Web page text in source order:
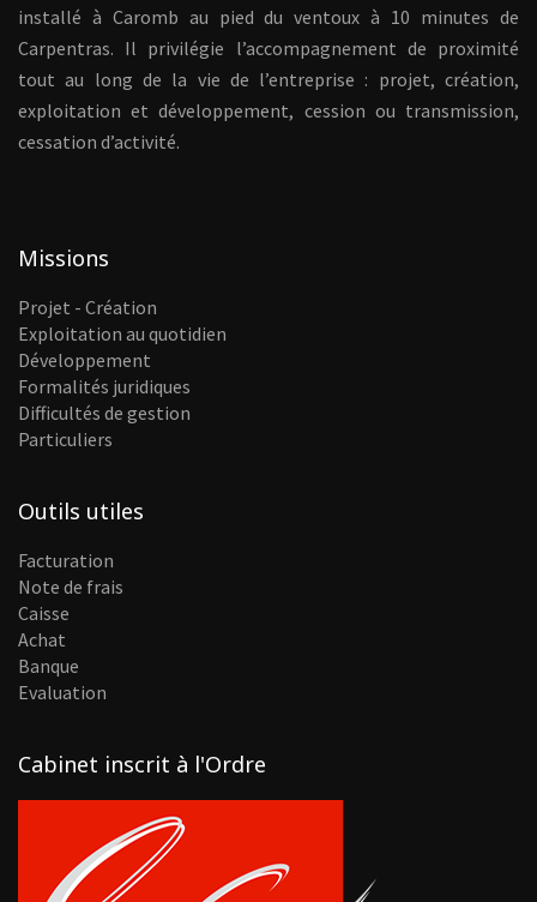
installé à Caromb au pied du ventoux à 10 minutes de
Carpentras. Il privilégie l’accompagnement de proximité
tout au long de la vie de l’entreprise : projet, création,
exploitation et développement, cession ou transmission,
cessation d’activité.
Missions
Projet - Création
Exploitation au quotidien
Développement
Formalités juridiques
Difficultés de gestion
Particuliers
Outils utiles
Facturation
Note de frais
Caisse
Achat
Banque
Evaluation
Cabinet inscrit à l'Ordre